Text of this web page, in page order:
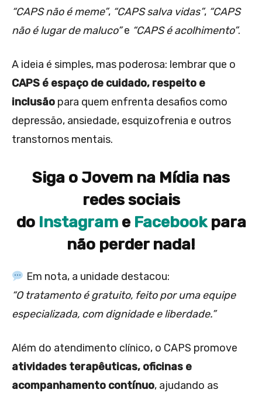
“CAPS não é meme”, “CAPS salva vidas”, “CAPS
não é lugar de maluco”e “CAPS é acolhimento”.
A ideia é simples, mas poderosa: lembrar que o
CAPS é espaço de cuidado, respeito e
inclusão para quem enfrenta desafios como
depressão, ansiedade, esquizofrenia e outros
transtornos mentais.
Siga o Jovem na Mídia nas
redes sociais
do Instagram e Facebookpara
não perder nada!
Em nota, a unidade destacou:
“O tratamento é gratuito, feito por uma equipe
especializada, com dignidade e liberdade.”
Além do atendimento clínico, o CAPS promove
atividades terapêuticas, oficinas e
acompanhamento contínuo, ajudando as